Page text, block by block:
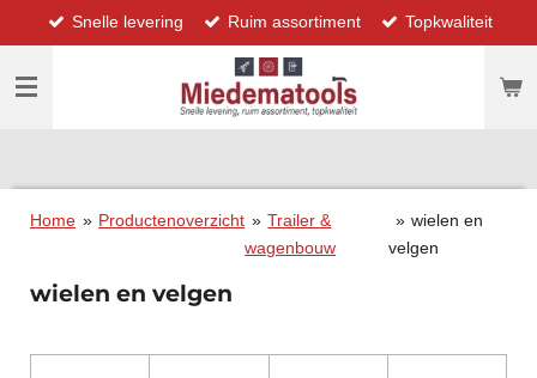
direct
naar
hoofdinhoud
Snelle levering Ruim assortiment Topkwaliteit
Home » Productenoverzicht » Trailer &
wagenbouw
» wielen en
velgen
wielen en velgen